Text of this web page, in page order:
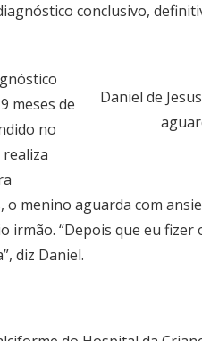
conclusivo,
Daniel de
meses de
no
o menino aguarda com
irmão. “Depois que eu
diz Daniel.